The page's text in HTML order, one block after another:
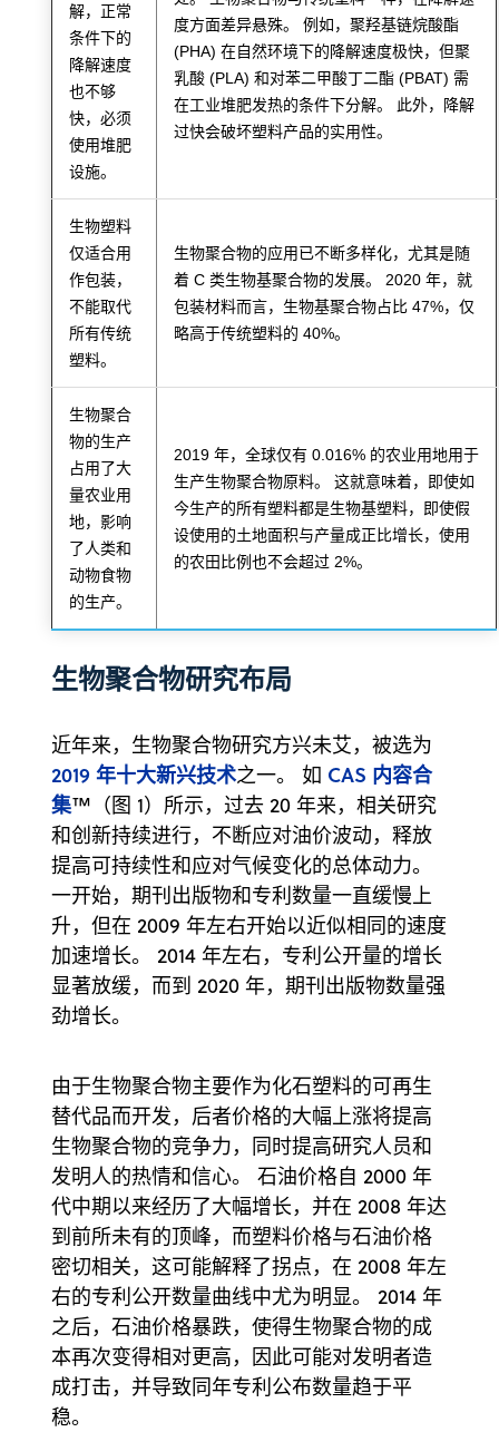
解，正常
条件下的
降解速度
也不够
快，必须
使用堆肥
设施。
度方面差异悬殊。 例如，聚羟基链烷酸酯
(PHA) 在自然环境下的降解速度极快，但聚
乳酸 (PLA) 和对苯二甲酸丁二酯 (PBAT) 需
在工业堆肥发热的条件下分解。 此外，降解
过快会破坏塑料产品的实用性。
生物塑料
仅适合用
作包装，
不能取代
所有传统
塑料。
生物聚合物的应用已不断多样化，尤其是随
着 C 类生物基聚合物的发展。 2020 年，就
包装材料而言，生物基聚合物占比 47%，仅
略高于传统塑料的 40%。
生物聚合
物的生产
占用了大
量农业用
地，影响
了人类和
动物食物
的生产。
2019 年，全球仅有 0.016% 的农业用地用于
生产生物聚合物原料。 这就意味着，即使如
今生产的所有塑料都是生物基塑料，即使假
设使用的土地面积与产量成正比增长，使用
的农田比例也不会超过 2%。
生物聚合物研究布局
近年来，生物聚合物研究方兴未艾，被选为
2019 年十大新兴技术之一。 如 CAS 内容合
集™（图 1）所示，过去 20 年来，相关研究
和创新持续进行，不断应对油价波动，释放
提高可持续性和应对气候变化的总体动力。
一开始，期刊出版物和专利数量一直缓慢上
升，但在 2009 年左右开始以近似相同的速度
加速增长。 2014 年左右，专利公开量的增长
显著放缓，而到 2020 年，期刊出版物数量强
劲增长。
由于生物聚合物主要作为化石塑料的可再生
替代品而开发，后者价格的大幅上涨将提高
生物聚合物的竞争力，同时提高研究人员和
发明人的热情和信心。 石油价格自 2000 年
代中期以来经历了大幅增长，并在 2008 年达
到前所未有的顶峰，而塑料价格与石油价格
密切相关，这可能解释了拐点，在 2008 年左
右的专利公开数量曲线中尤为明显。 2014 年
之后，石油价格暴跌，使得生物聚合物的成
本再次变得相对更高，因此可能对发明者造
成打击，并导致同年专利公布数量趋于平
稳。